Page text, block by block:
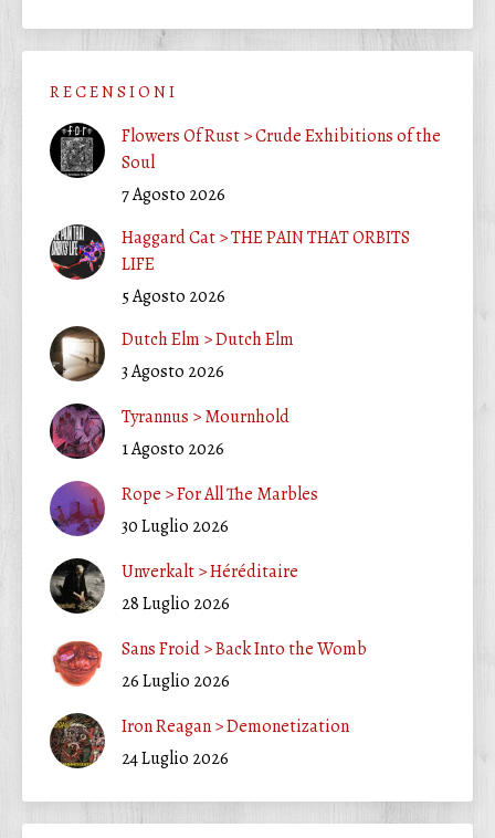
R E C E N S I O N I
Flowers Of Rust > Crude Exhibitions of the
Soul
7 Agosto 2026
Haggard Cat > THE PAIN THAT ORBITS
LIFE
5 Agosto 2026
Dutch Elm > Dutch Elm
3 Agosto 2026
Tyrannus > Mournhold
1 Agosto 2026
Rope > For All The Marbles
30 Luglio 2026
Unverkalt > Héréditaire
28 Luglio 2026
Sans Froid > Back Into the Womb
26 Luglio 2026
Iron Reagan > Demonetization
24 Luglio 2026